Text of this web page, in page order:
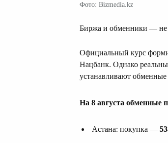
Фото: Bizmedia.kz
Биржа и обменники — не
Официальный курс
Нацбанк. Однако
устанавливают обменные
На 8 августа обменные
Астана: покупка —